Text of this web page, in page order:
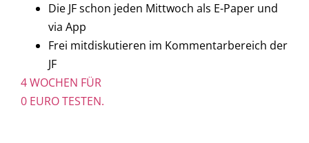
Die JF schon jeden Mittwoch als E-Paper und
via App
Frei mitdiskutieren im Kommentarbereich der
JF
4 WOCHEN FÜR
0 EURO TESTEN.